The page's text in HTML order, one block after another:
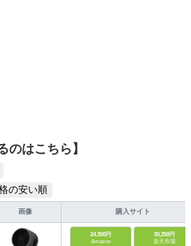
のはこちら】
の安い順
画像 購入サイト
24,300円
Amazon
30,250円
楽天市場